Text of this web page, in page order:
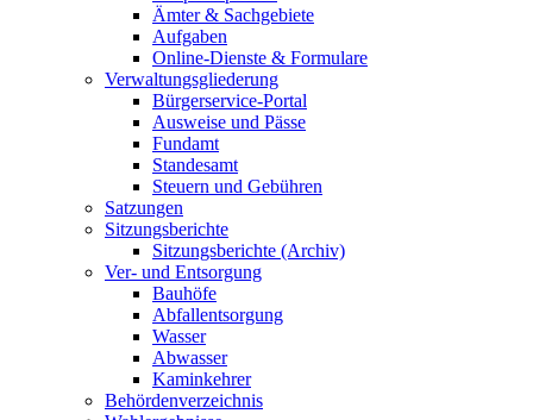
Ämter & Sachgebiete
Aufgaben
Online-Dienste & Formulare
Verwaltungsgliederung
Bürgerservice-Portal
Ausweise und Pässe
Fundamt
Standesamt
Steuern und Gebühren
Satzungen
Sitzungsberichte
Sitzungsberichte (Archiv)
Ver- und Entsorgung
Bauhöfe
Abfallentsorgung
Wasser
Abwasser
Kaminkehrer
Behördenverzeichnis